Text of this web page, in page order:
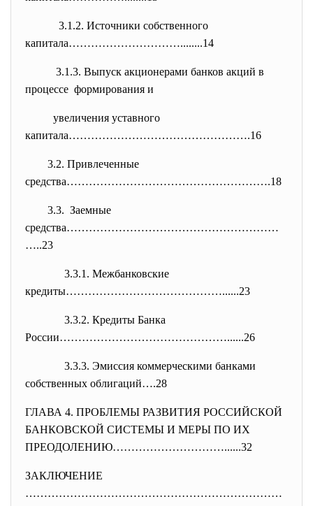
3.1.2. Источники собственного
капитала…………………………........14
3.1.3. Выпуск акционерами банков акций в
процессе формирования и
увеличения уставного
капитала………………………………………….16
3.2. Привлеченные
средства……………………………………………….18
3.3. Заемные
средства…………………………………………………
…..23
3.3.1. Межбанковские
кредиты……………………………………......23
3.3.2. Кредиты Банка
России………………………………………......26
3.3.3. Эмиссия коммерческими банками
собственных облигаций….28
ГЛАВА 4. ПРОБЛЕМЫ РАЗВИТИЯ РОССИЙСКОЙ
БАНКОВСКОЙ СИСТЕМЫ И МЕРЫ ПО ИХ
ПРЕОДОЛЕНИЮ…………………………......32
ЗАКЛЮЧЕНИЕ
……………………………………………………………